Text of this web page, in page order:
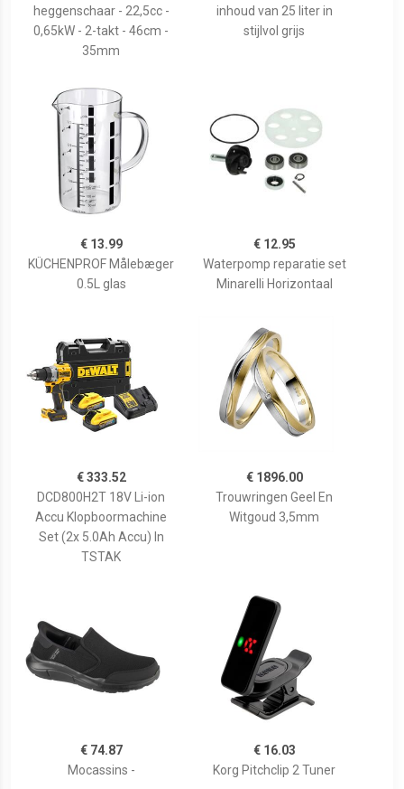
heggenschaar - 22,5cc -
0,65kW - 2-takt - 46cm -
35mm
inhoud van 25 liter in
stijlvol grijs
€ 13.99
KÜCHENPROF Målebæger
0.5L glas
€ 12.95
Waterpomp reparatie set
Minarelli Horizontaal
€ 333.52
DCD800H2T 18V Li-ion
Accu Klopboormachine
Set (2x 5.0Ah Accu) In
TSTAK
€ 1896.00
Trouwringen Geel En
Witgoud 3,5mm
€ 74.87
Mocassins -
€ 16.03
Korg Pitchclip 2 Tuner